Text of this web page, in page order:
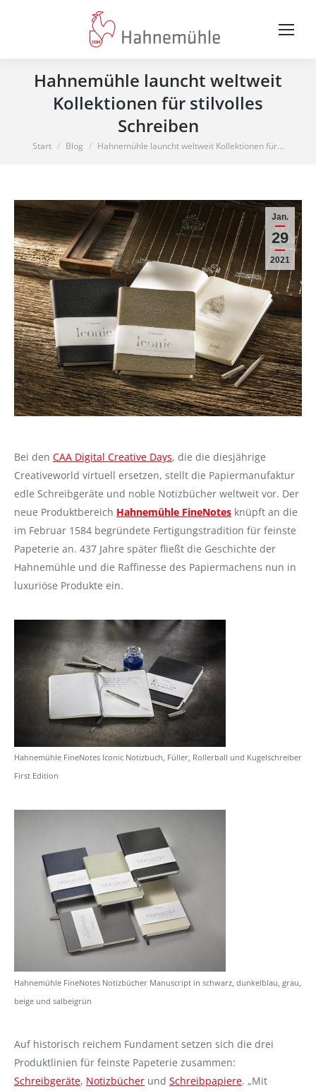
Hahnemühle launcht weltweit
Kollektionen für stilvolles
Schreiben
Sie befinden sich hier:
Start Blog Hahnemühle launcht weltweit Kollektionen für…
Jan.
29
2021
Bei den CAA Digital Creative Days, die die diesjährige
Creativeworld virtuell ersetzen, stellt die Papiermanufaktur
edle Schreibgeräte und noble Notizbücher weltweit vor. Der
neue Produktbereich Hahnemühle FineNotes knüpft an die
im Februar 1584 begründete Fertigungstradition für feinste
Papeterie an. 437 Jahre später fließt die Geschichte der
Hahnemühle und die Raffinesse des Papiermachens nun in
luxuriöse Produkte ein.
Hahnemühle FineNotes Iconic Notizbuch, Füller, Rollerball und Kugelschreiber
First Edition
Hahnemühle FineNotes Notizbücher Manuscript in schwarz, dunkelblau, grau,
beige und salbeigrün
Auf historisch reichem Fundament setzen sich die drei
Produktlinien für feinste Papeterie zusammen:
Schreibgeräte, Notizbücher und Schreibpapiere. „Mit